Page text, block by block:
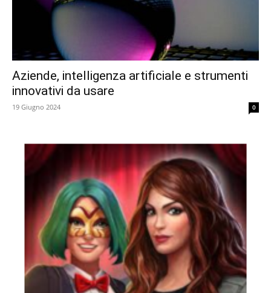
Aziende, intelligenza artificiale e strumenti
innovativi da usare
19 Giugno 2024 0